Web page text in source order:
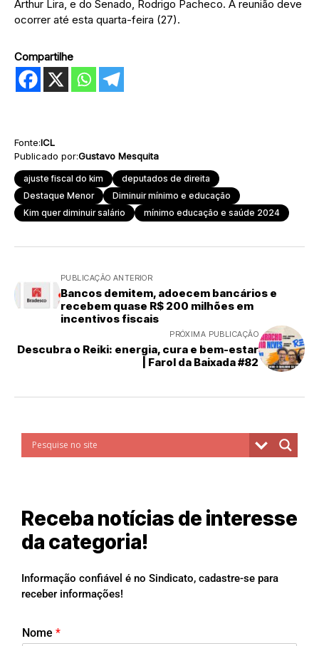
Arthur Lira, e do Senado, Rodrigo Pacheco. A reunião deve
ocorrer até esta quarta-feira (27).
Compartilhe
Fonte:ICL
Publicado por:Gustavo Mesquita
ajuste fiscal do kim
deputados de direita
Destaque Menor
Diminuir mínimo e educação
Kim quer diminuir salário
mínimo educação e saúde 2024
PUBLICAÇÃO ANTERIOR
Bancos demitem, adoecem bancários e
recebem quase R$ 200 milhões em
incentivos fiscais
PRÓXIMA PUBLICAÇÃO
Descubra o Reiki: energia, cura e bem-estar
| Farol da Baixada #82
Receba notícias de interesse
da categoria!
Informação confiável é no Sindicato, cadastre-se para
receber informações!
Nome *